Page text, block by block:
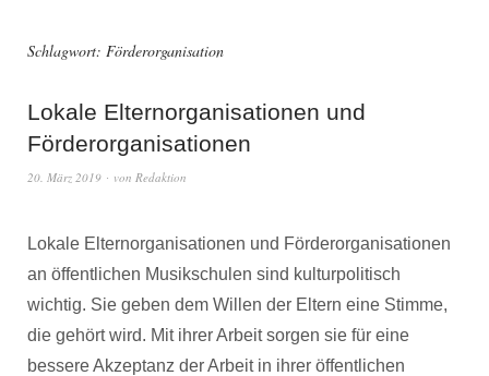
Schlagwort: Förderorganisation
Lokale Elternorganisationen und
Förderorganisationen
20. März 2019 von Redaktion
Lokale Elternorganisationen und Förderorganisationen
an öffentlichen Musikschulen sind kulturpolitisch
wichtig. Sie geben dem Willen der Eltern eine Stimme,
die gehört wird. Mit ihrer Arbeit sorgen sie für eine
bessere Akzeptanz der Arbeit in ihrer öffentlichen